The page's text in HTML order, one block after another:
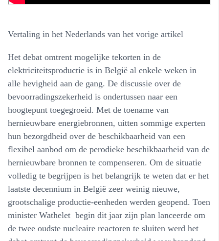
Vertaling in het Nederlands van het vorige artikel
Het debat omtrent mogelijke tekorten in de
elektriciteitsproductie is in België al enkele weken in
alle hevigheid aan de gang. De discussie over de
bevoorradingszekerheid is ondertussen naar een
hoogtepunt toegegroeid. Met de toename van
hernieuwbare energiebronnen, uitten sommige experten
hun bezorgdheid over de beschikbaarheid van een
flexibel aanbod om de perodieke beschikbaarheid van de
hernieuwbare bronnen te compenseren. Om de situatie
volledig te begrijpen is het belangrijk te weten dat er het
laatste decennium in België zeer weinig nieuwe,
grootschalige productie-eenheden werden geopend. Toen
minister Wathelet begin dit jaar zijn plan lanceerde om
de twee oudste nucleaire reactoren te sluiten werd het